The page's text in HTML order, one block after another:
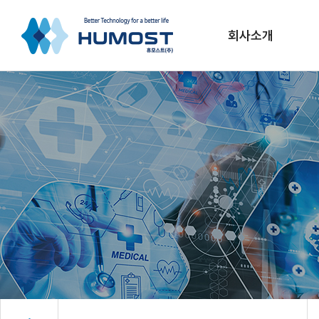
회사소개
CEO인사말
연혁
조직도
VISION
CI소개
채용정보
오시는길